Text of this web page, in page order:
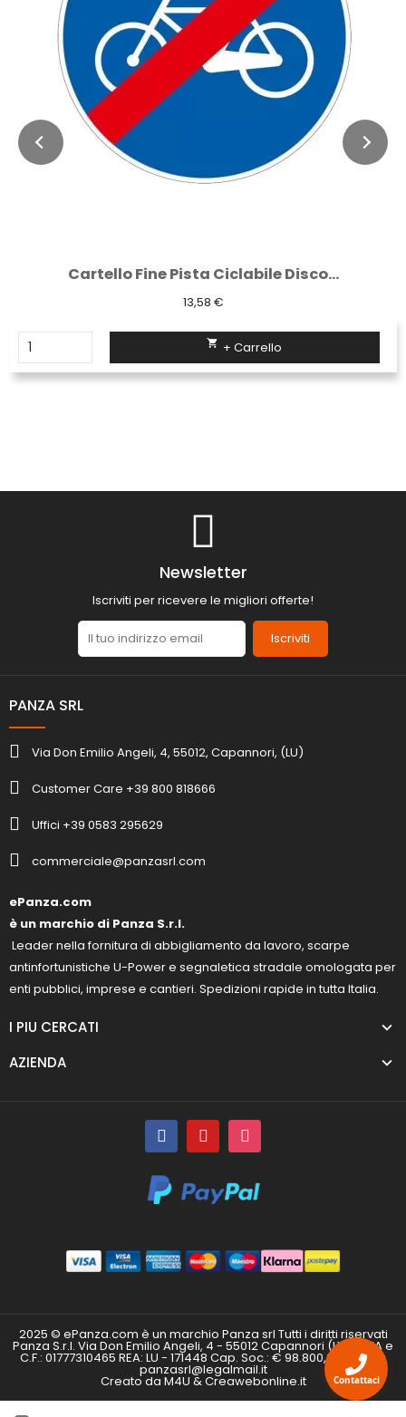
Cartello Fine Pista Ciclabile Disco...
13,58 €
 + Carrello
Newsletter
Iscriviti per ricevere le migliori offerte!
Iscriviti
PANZA SRL
Via Don Emilio Angeli, 4, 55012, Capannori, (LU)
Customer Care +39 800 818666
Uffici +39 0583 295629
commerciale@panzasrl.com
ePanza.com
è un marchio di Panza S.r.l.
Leader nella fornitura di abbigliamento da lavoro, scarpe
antinfortunistiche U-Power e segnaletica stradale omologata per
enti pubblici, imprese e cantieri. Spedizioni rapide in tutta Italia.
I PIU CERCATI
AZIENDA
2025 © ePanza.com è un marchio Panza srl Tutti i diritti riservati
Panza S.r.l. Via Don Emilio Angeli, 4 - 55012 Capannori (LU) P.IVA e
C.F.: 01777310465 REA: LU - 171448 Cap. Soc.: € 98.800,00 i.v. PEC:
panzasrl@legalmail.it
Creato da M4U & Creawebonline.it Contattaci